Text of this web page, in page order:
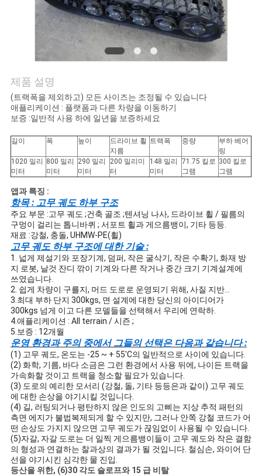
요
청
하
다
NEWS
사
이
트
맵
PRIVACY
POLICY
제품 설명
(트랙폭을 제외하고) 모든 사이즈는 조정될 수 있습니다
애플리케이션 : 플랫폼과 다른 차량을 이동하기
보증 :일반적 사용 하에 일년을 보증하세요
길이 폭 높이
드라이브 휠
지름
트랙폭 중량
부하 베어
링
1020 밀리
미터
800 밀리
미터
290 밀리
미터
200 밀리미
터
148 밀리
미터
71.75 킬로
그램
300 킬로
그램
앱과 특징 :
항목 : 고무 궤도 하부 구조
주요 부문 :고무 궤도 ;건축 골조 ;텐셔닝 나사, 드라이브 휠 / 필름의
구멍이 걸리는 톱니바퀴 ; 서포트 휠과 게으름뱅이, 기타 등등.
재료 :강철, 충돌, UHMW-PE(휠)
고무 궤도 하부 구조에 대한 기술 :
1. 넓게 제설기와 포장기계, 덤퍼, 작은 굴삭기, 작은 수확기, 화재 방
지 로봇, 날것 잔디 깎이 기계와 다른 작거나 중간 크기 기계설계에
쓰였습니다.
2. 쉽게 차량이 구를지, 머드 도로로 운영되기 위해, 사질 지반...
3.최대 부하 단지 300kgs, 면 설계에 대한 당신의 아이디어가
300kgs 넘게 이고 다른 모델들을 선택해서 우리에 연락하.
4.애플리케이션 : All terrain / 시즌 ;
5.보증 : 12개월
운영 환경과 주의 중에서 그들의 선택은 다음과 같습니다 :
(1) 고무 궤도, 온도는 -25 ~ + 55'C의 일반적으로 사이에 있습니다.
(2) 화학, 기름, 바다 소금은 그런 환경에서 사용 뒤에, 나이든 트랙을
가속화할 것이고 트랙을 청소할 필요가 있습니다.
(3) 도로의 예리한 모서리 (강철, 돌, 기타 등등은과 같이) 고무 궤도
에 대한 손상을 야기시킬 것입니다.
(4) 길, 러팅되거나 평탄하지 않은 인도의 고삐는 지상 추적 패턴의
측면 에지가 불법복제되게 할 수 있지만, 그러나 안쪽 강철 코드가 어
떤 손상도 가지지 않으면 고무 궤도가 끊임없이 사용될 수 있습니다.
(5)자갈, 자갈 도로는 더 일찍 게으름뱅이들이 고무 궤도와 작은 결함
의 형성과 연결하는 찰과상의 결과가 될 것입니다. 철심손, 와이어 단
선을 야기시킨 심각한 물 진입.
등산을 위한, (6)30 각도 슬로프와 15 급 비탈